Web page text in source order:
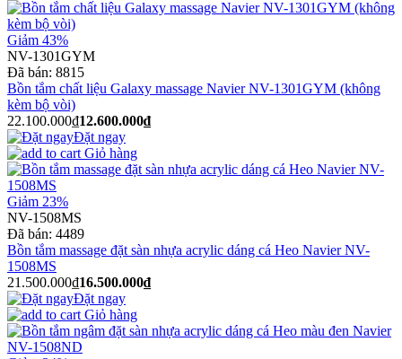
Giảm 43%
NV-1301GYM
Đã bán: 8815
Bồn tắm chất liệu Galaxy massage Navier NV-1301GYM (không
kèm bộ vòi)
22.100.000₫12.600.000₫
Đặt ngay
Giỏ hàng
Giảm 23%
NV-1508MS
Đã bán: 4489
Bồn tắm massage đặt sàn nhựa acrylic dáng cá Heo Navier NV-
1508MS
21.500.000₫16.500.000₫
Đặt ngay
Giỏ hàng